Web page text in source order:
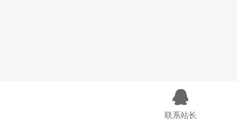
联系站长